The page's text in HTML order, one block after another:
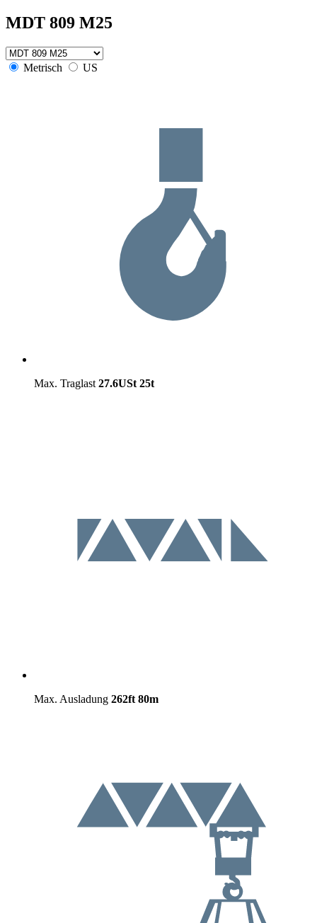
MDT 809 M25
Metrisch US
Max. Traglast 27.6USt 25t
Max. Ausladung 262ft 80m